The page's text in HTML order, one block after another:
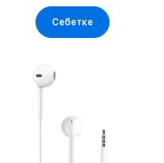
Себетке